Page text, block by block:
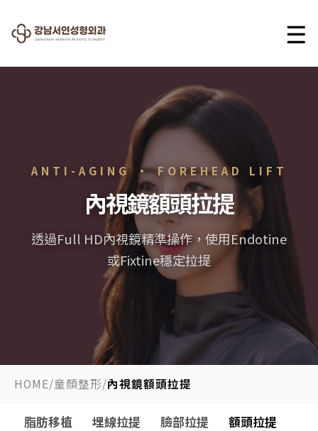
☰
ANTI-AGING · FOREHEAD LIFT
內視鏡額頭拉提
透過Full HD內視鏡精準操作，使用Endotine
或Fixtine穩定拉提
HOME/童顏整形/內視鏡額頭拉提
脂肪移植 埋線拉提 臉部拉提 額頭拉提